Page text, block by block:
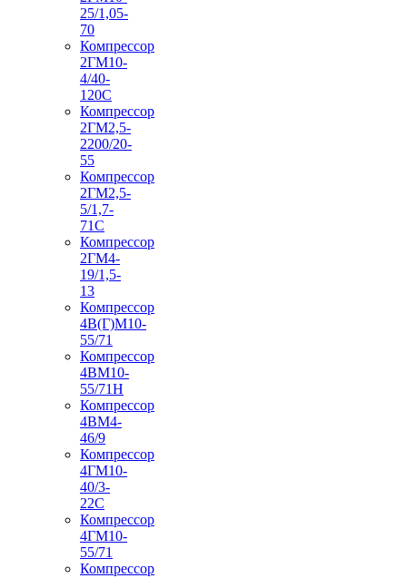
25/1,05-
70
Компрессор
2ГМ10-
4/40-
120С
Компрессор
2ГМ2,5-
2200/20-
55
Компрессор
2ГМ2,5-
5/1,7-
71С
Компрессор
2ГМ4-
19/1,5-
13
Компрессор
4В(Г)М10-
55/71
Компрессор
4ВМ10-
55/71Н
Компрессор
4ВМ4-
46/9
Компрессор
4ГМ10-
40/3-
22С
Компрессор
4ГМ10-
55/71
Компрессор